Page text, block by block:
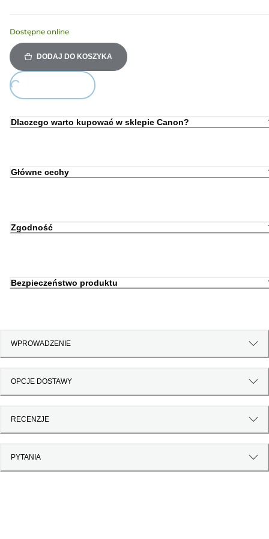
Dostępne online
DODAJ DO KOSZYKA
Dlaczego warto kupować w sklepie Canon?
Główne cechy
Zgodność
Bezpieczeństwo produktu
WPROWADZENIE
OPCJE DOSTAWY
RECENZJE
PYTANIA